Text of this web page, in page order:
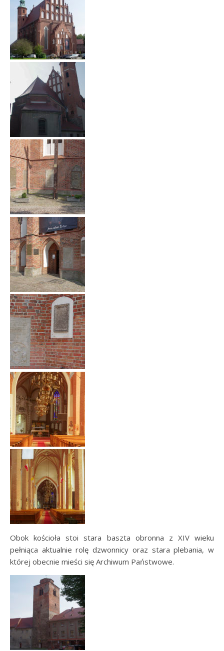
Obok kościoła stoi stara baszta obronna z XIV wieku
pełniąca aktualnie rolę dzwonnicy oraz stara plebania, w
której obecnie mieści się Archiwum Państwowe.